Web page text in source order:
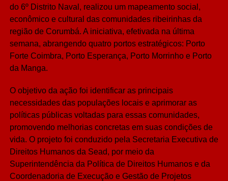
do 6º Distrito Naval, realizou um mapeamento social,
econômico e cultural das comunidades ribeirinhas da
região de Corumbá. A iniciativa, efetivada na última
semana, abrangendo quatro portos estratégicos: Porto
Forte Coimbra, Porto Esperança, Porto Morrinho e Porto
da Manga.
O objetivo da ação foi identificar as principais
necessidades das populações locais e aprimorar as
políticas públicas voltadas para essas comunidades,
promovendo melhorias concretas em suas condições de
vida. O projeto foi conduzido pela Secretaria Executiva de
Direitos Humanos da Sead, por meio da
Superintendência da Política de Direitos Humanos e da
Coordenadoria de Execução e Gestão de Projetos